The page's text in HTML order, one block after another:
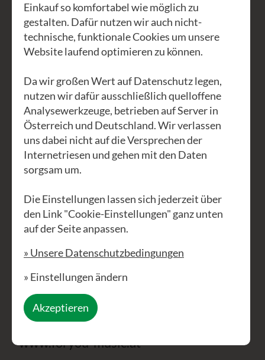
Mitwirkende:
Peter Fraberger (Keyboard & Gesang)
Raphaela Fischer (Gesang)
Romy Mayer (Gesang)
Petra Brandl (Gesang)
Günther Brandl (Moderation)
Beginn: 15:00 Uhr
Eintritt: Freie Spenden
Freie Platzwahl - Keine
Sitzplatzreservierung
Wir freuen uns über Ihren geschätzten
Besuch!
www.foryou-music.at
Einkauf so komfortabel wie möglich zu
gestalten. Dafür nutzen wir auch nicht-
technische, funktionale Cookies um unsere
Website laufend optimieren zu können.
Da wir großen Wert auf Datenschutz legen,
nutzen wir dafür ausschließlich quelloffene
Analysewerkzeuge, betrieben auf Server in
Österreich und Deutschland. Wir verlassen
uns dabei nicht auf die Versprechen der
Internetriesen und gehen mit den Daten
sorgsam um.
Die Einstellungen lassen sich jederzeit über
den Link "Cookie-Einstellungen" ganz unten
auf der Seite anpassen.
» Unsere Datenschutzbedingungen
» Einstellungen ändern
Akzeptieren